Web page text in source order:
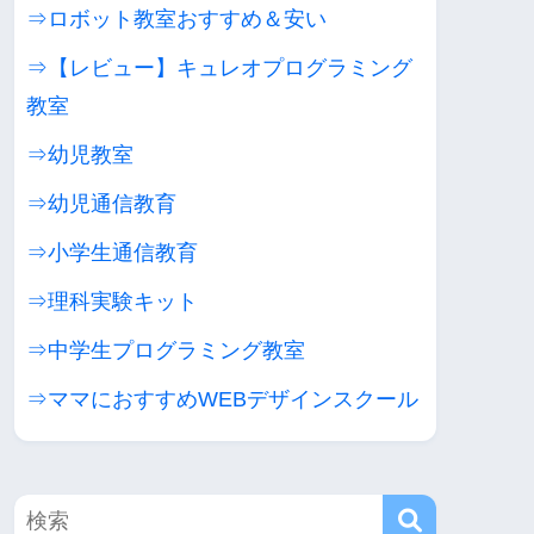
⇒ロボット教室おすすめ＆安い
⇒【レビュー】キュレオプログラミング
教室
⇒幼児教室
⇒幼児通信教育
⇒小学生通信教育
⇒理科実験キット
⇒中学生プログラミング教室
⇒ママにおすすめWEBデザインスクール